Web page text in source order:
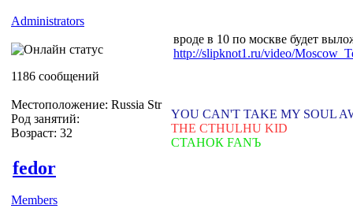
Administrators
1186 сообщений
Местоположение: Russia Str
Род занятий:
Возраст: 32
вроде в 10 по москве будет
http://slipknot1.ru/video/
YOU CAN'T TAKE MY SOUL
THE CTHULHU KID
СТАНОК FANЪ
fedor
Members